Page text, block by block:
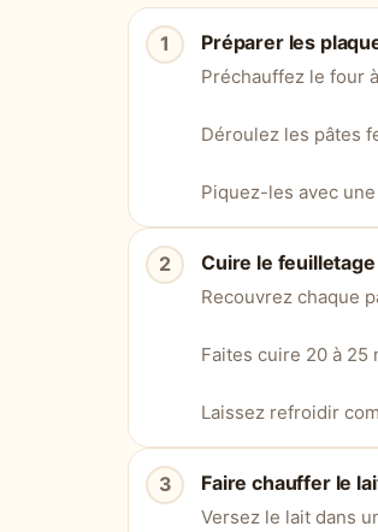
Préparer les
Préchauffez le four
Déroulez les pâtes
Piquez-les avec
Cuire le feuilletage
Recouvrez chaque
Faites cuire 20 à 25
Laissez refroidir
Faire chauffer le
Versez le lait dans